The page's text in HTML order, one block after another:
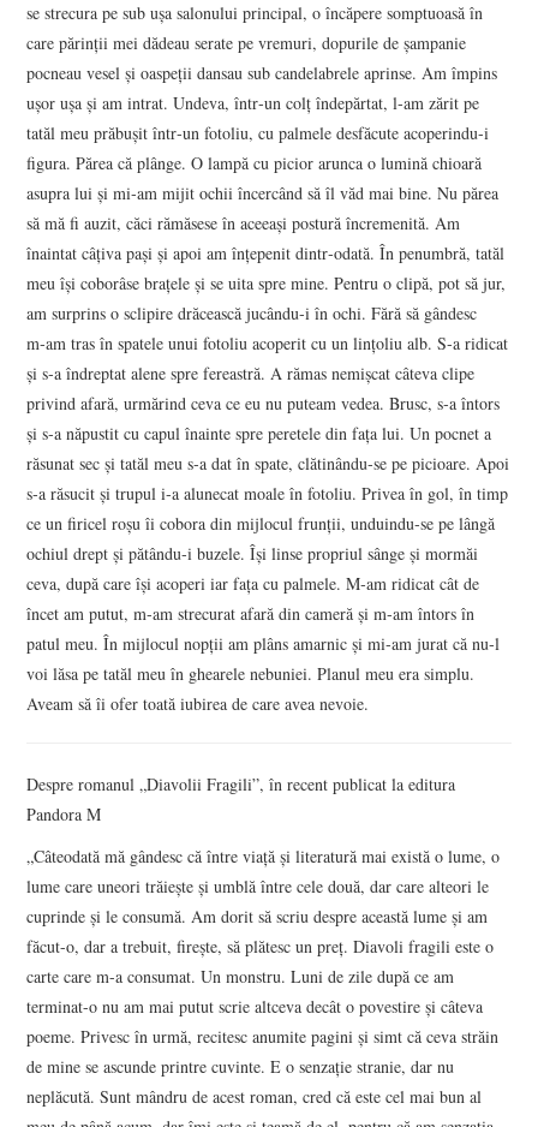
se strecura pe sub uşa salonului principal, o încăpere somptuoasă în
care părinţii mei dădeau serate pe vremuri, dopurile de şampanie
pocneau vesel şi oaspeţii dansau sub candelabrele aprinse. Am împins
uşor uşa şi am intrat. Undeva, într‑un colţ îndepărtat, l‑am zărit pe
tatăl meu prăbuşit într‑un fotoliu, cu palmele des­făcute acoperindu‑i
figura. Părea că plânge. O lampă cu picior arunca o lumină chioară
asupra lui şi mi‑am mijit ochii încer­când să îl văd mai bine. Nu părea
să mă fi auzit, căci rămăsese în aceeaşi postură încremenită. Am
înaintat câţiva paşi şi apoi am înţepenit dintr‑odată. În penumbră, tatăl
meu îşi coborâse braţele şi se uita spre mine. Pentru o clipă, pot să jur,
am sur­prins o sclipire drăcească jucându‑i în ochi. Fără să gândesc
m‑am tras în spatele unui fotoliu acoperit cu un linţoliu alb. S‑a ridicat
şi s‑a îndreptat alene spre fereastră. A rămas nemişcat câteva clipe
privind afară, urmărind ceva ce eu nu puteam vedea. Brusc, s‑a întors
şi s‑a năpustit cu capul înainte spre peretele din faţa lui. Un pocnet a
răsunat sec şi tatăl meu s‑a dat în spate, clătinându‑se pe picioare. Apoi
s‑a răsucit şi trupul i‑a alune­cat moale în fotoliu. Privea în gol, în timp
ce un firicel roşu îi cobora din mijlocul frunţii, unduindu‑se pe lângă
ochiul drept şi pătându‑i buzele. Îşi linse propriul sânge şi mormăi
ceva, după care îşi acoperi iar fața cu palmele. M‑am ridicat cât de
încet am putut, m‑am strecurat afară din cameră şi m‑am întors în
patul meu. În mijlocul nopţii am plâns amarnic şi mi‑am jurat că nu‑l
voi lăsa pe tatăl meu în ghearele nebuniei. Planul meu era simplu.
Aveam să îi ofer toată iubirea de care avea nevoie.
Despre romanul „Diavolii Fragili”, în recent publicat la editura
Pandora M
„Câteodată mă gândesc că între viaţă şi literatură mai există o lume, o
lume care uneori trăieşte şi umblă între cele două, dar care alteori le
cuprinde şi le consumă. Am dorit să scriu despre această lume şi am
făcut-o, dar a trebuit, fireşte, să plătesc un preţ. Diavoli fragili este o
carte care m-a consumat. Un monstru. Luni de zile după ce am
terminat-o nu am mai putut scrie altceva decât o povestire şi câteva
poeme. Privesc în urmă, recitesc anumite pagini şi simt că ceva străin
de mine se ascunde printre cuvinte. E o senzaţie stranie, dar nu
neplăcută. Sunt mândru de acest roman, cred că este cel mai bun al